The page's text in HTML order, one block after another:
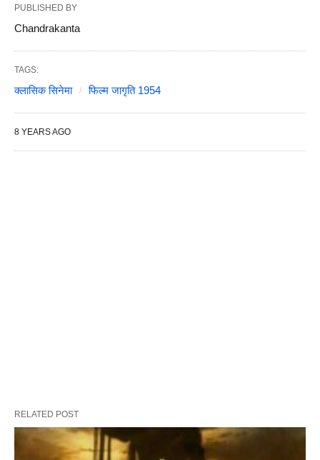
PUBLISHED BY
Chandrakanta
TAGS:
क्लासिक सिनेमा फिल्म जागृति 1954
8 YEARS AGO
RELATED POST